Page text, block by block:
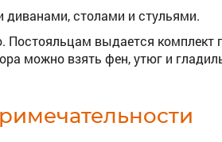
диванами, столами и стульями.
Постояльцам выдается комплект
можно взять фен, утюг и